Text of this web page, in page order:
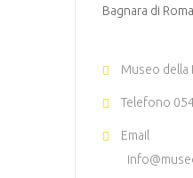
Bagnara di
Museo della
Telefono
Email